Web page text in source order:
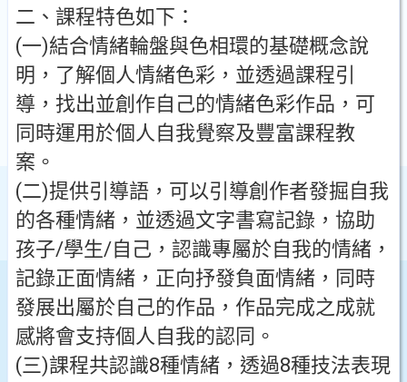
二、課程特色如下：
(一)結合情緒輪盤與色相環的基礎概念說
明，了解個人情緒色彩，並透過課程引
導，找出並創作自己的情緒色彩作品，可
同時運用於個人自我覺察及豐富課程教
案。
(二)提供引導語，可以引導創作者發掘自我
的各種情緒，並透過文字書寫記錄，協助
孩子/學生/自己，認識專屬於自我的情緒，
記錄正面情緒，正向抒發負面情緒，同時
發展出屬於自己的作品，作品完成之成就
感將會支持個人自我的認同。
(三)課程共認識8種情緒，透過8種技法表現